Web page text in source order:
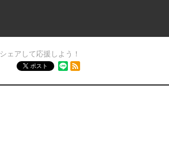
シェアして応援しよう！
ポスト